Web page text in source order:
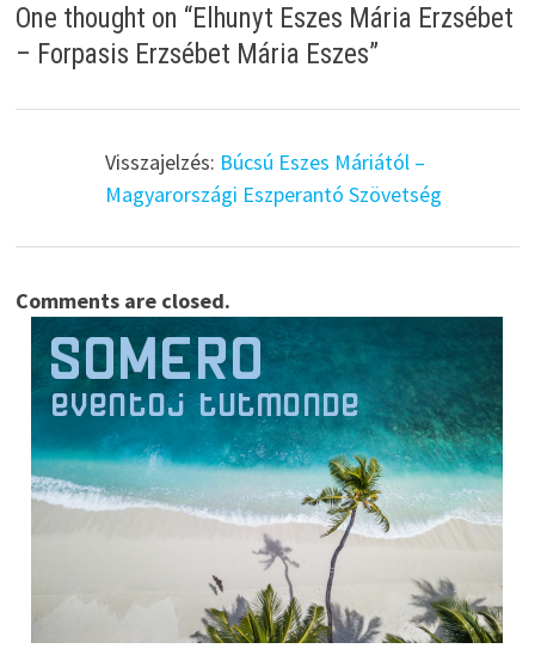
One thought on “Elhunyt Eszes Mária Erzsébet
– Forpasis Erzsébet Mária Eszes”
Visszajelzés: Búcsú Eszes Máriától –
Magyarországi Eszperantó Szövetség
Comments are closed.